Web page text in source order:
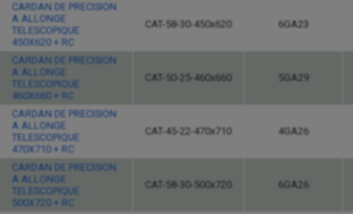
CARDAN DE PRECISION
A ALLONGE
TELESCOPIQUE
450X620 + RC
CAT-58-30-450x620 6GA23
CARDAN DE PRECISION
A ALLONGE
TELESCOPIQUE
460X660 + RC
CAT-50-25-460x660 5GA29
CARDAN DE PRECISION
A ALLONGE
TELESCOPIQUE
470X710 + RC
CAT-45-22-470x710 4GA26
CARDAN DE PRECISION
A ALLONGE
TELESCOPIQUE
500X720 + RC
CAT-58-30-500x720 6GA26